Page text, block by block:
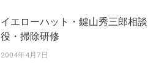
イエローハット・鍵山秀三郎相談
役・掃除研修
2004年4月7日